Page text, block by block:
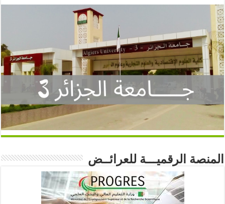
المنصة الرقميـــة للعرائــض